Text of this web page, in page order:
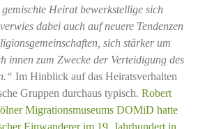
Heirat bewerkstellige sich
dabei auch auf neuere Tendenzen
sich stärker um
innen zum Zwecke der Verteidigung des
Im Hinblick auf das Heiratsverhalten
Gruppen durchaus typisch. Robert
Migrationsmuseums DOMiD hatte